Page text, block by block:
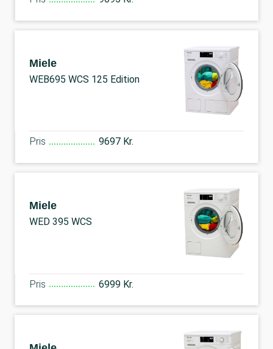
Miele
WEB695 WCS 125 Edition
Pris 9697 Kr.
Miele
WED 395 WCS
Pris 6999 Kr.